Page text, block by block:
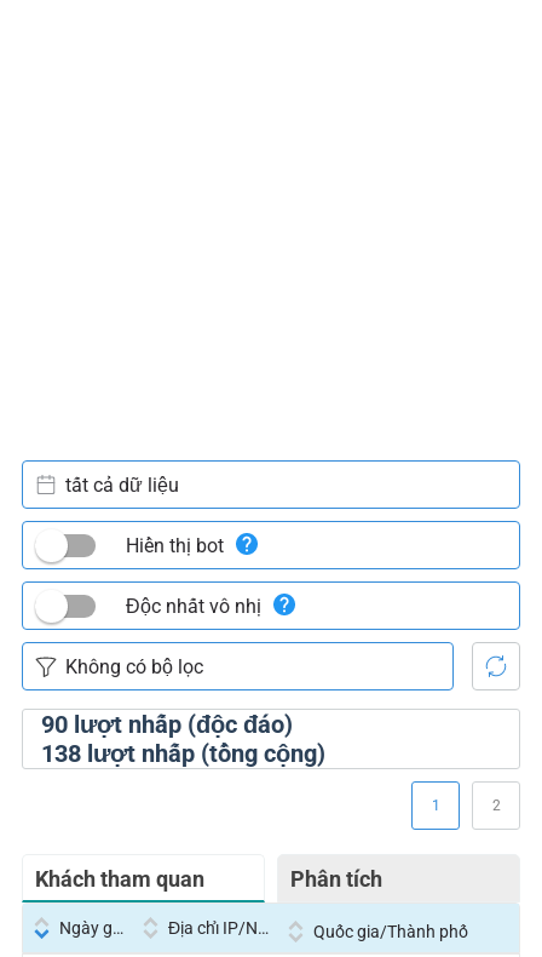
90lượt nhấp (độc đáo)
138lượt nhấp (tổng cộng)
tất cả dữ liệu
Hiển thị bot
Độc nhất vô nhị
Khách tham quan Phân tích
1 2
Ngày giờ Địa chỉ IP/Nhà cung cấp dịch vụ Quốc gia/Thành phố